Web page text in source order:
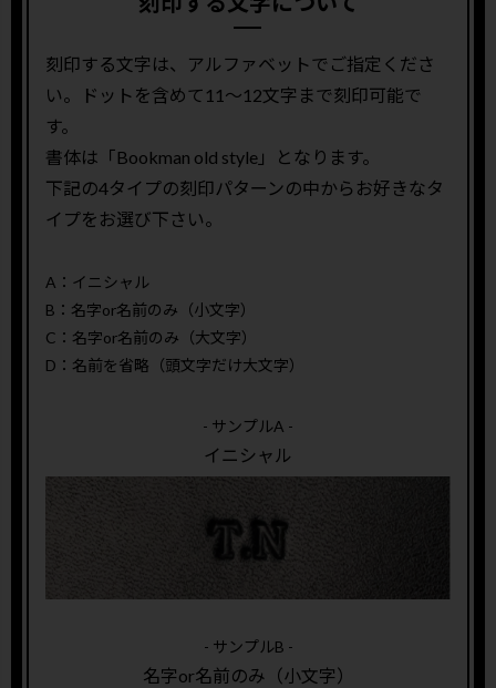
刻印する文字は、アルファベットでご指定くださ
い。ドットを含めて11〜12文字まで刻印可能で
す。
書体は「Bookman old style」となります。
下記の4タイプの刻印パターンの中からお好きなタ
イプをお選び下さい。
A：イニシャル
B：名字or名前のみ（小文字）
C：名字or名前のみ（大文字）
D：名前を省略（頭文字だけ大文字）
- サンプルA -
イニシャル
- サンプルB -
名字or名前のみ（小文字）